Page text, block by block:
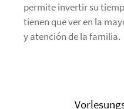
permite invertir su
tienen que ver en la
y atención de la familia.